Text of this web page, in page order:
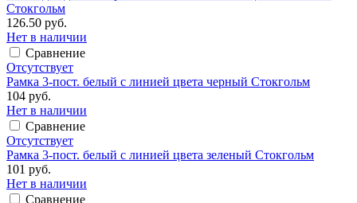
Стокгольм
126.50 руб.
Нет в наличии
Сравнение
Отсутствует
Рамка 3-пост. белый с линией цвета черный Стокгольм
104 руб.
Нет в наличии
Сравнение
Отсутствует
Рамка 3-пост. белый с линией цвета зеленый Стокгольм
101 руб.
Нет в наличии
Сравнение